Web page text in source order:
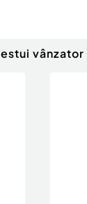
vânzator